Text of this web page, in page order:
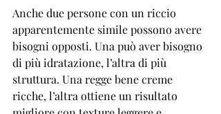
Anche due persone con un riccio
apparentemente simile possono avere
bisogni opposti. Una può aver bisogno
di più idratazione, l’altra di più
struttura. Una regge bene creme
ricche, l’altra ottiene un risultato